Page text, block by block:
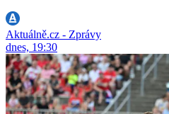
Aktuálně.cz - Zprávy
dnes, 19:30